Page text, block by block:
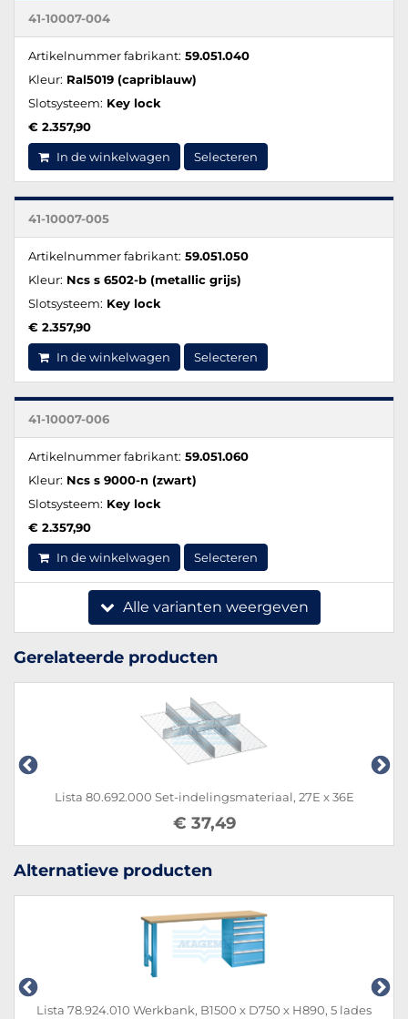
41-10007-004
Artikelnummer fabrikant: 59.051.040
Kleur: Ral5019 (capriblauw)
Slotsysteem: Key lock
€ 2.357,90
In de winkelwagen Selecteren
41-10007-005
Artikelnummer fabrikant: 59.051.050
Kleur: Ncs s 6502-b (metallic grijs)
Slotsysteem: Key lock
€ 2.357,90
In de winkelwagen Selecteren
41-10007-006
Artikelnummer fabrikant: 59.051.060
Kleur: Ncs s 9000-n (zwart)
Slotsysteem: Key lock
€ 2.357,90
In de winkelwagen Selecteren
Alle varianten weergeven
Gerelateerde producten
Lista 80.692.000 Set-indelingsmateriaal, 27E x 36E
€ 37,49
Alternatieve producten
Lista 78.924.010 Werkbank, B1500 x D750 x H890, 5 lades